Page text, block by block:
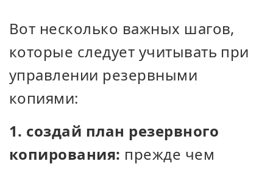
Вот несколько важных шагов,
которые следует учитывать при
управлении резервными
копиями:
1. создай план резервного
копирования: прежде чем